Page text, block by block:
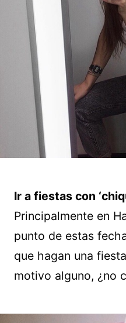
Ir a fiestas con
Principalmente en
punto de estas
que hagan una
motivo alguno, ¿no